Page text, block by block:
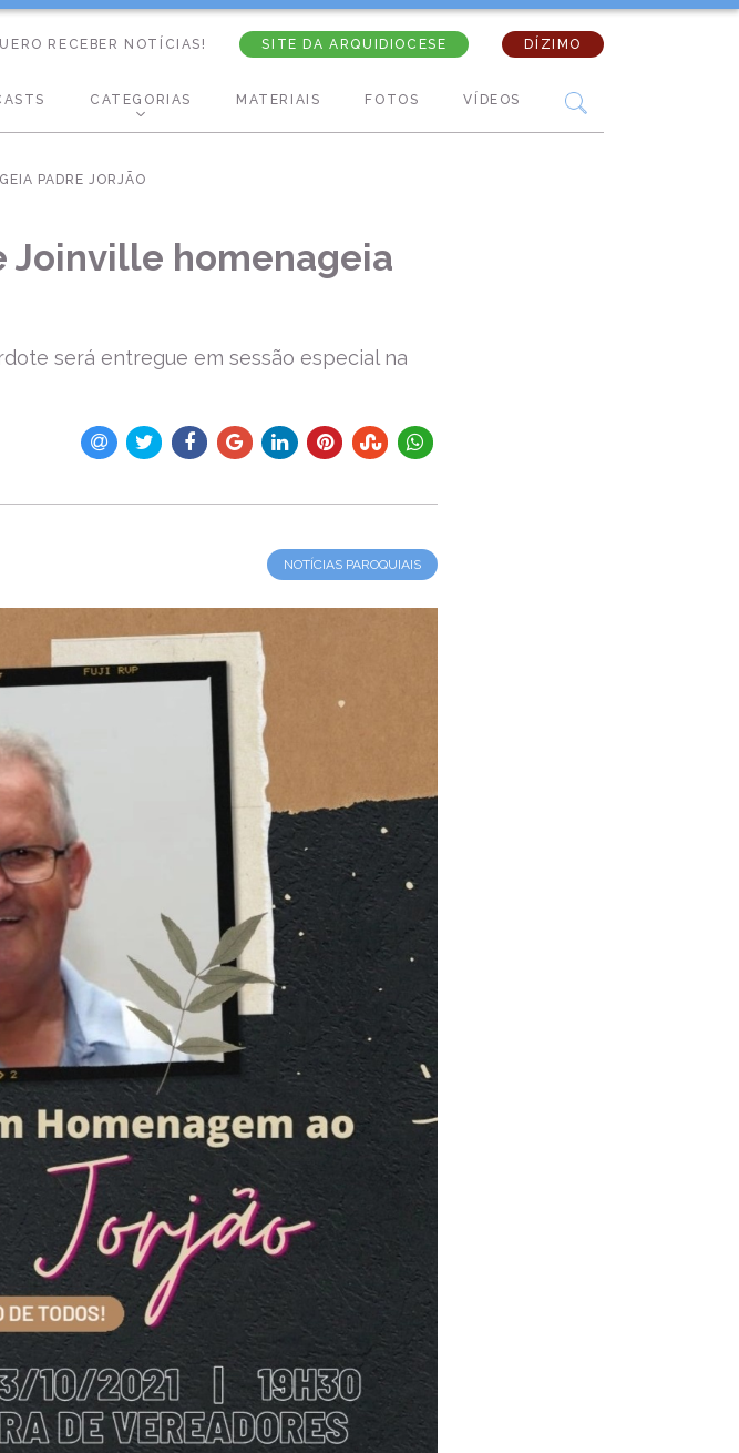
DÍZIMO
SITE DA ARQUIDIOCESE
RECEBER NOTÍCIAS!
VÍDEOS
FOTOS
MATERIAIS
CATEGORIAS
PADRE JORJÃO
Joinville homenageia
será entregue em sessão especial na
NOTÍCIAS PAROQUIAIS